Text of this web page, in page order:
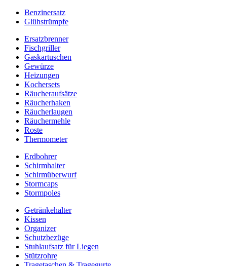
Benzinersatz
Glühstrümpfe
Ersatzbrenner
Fischgriller
Gaskartuschen
Gewürze
Heizungen
Kochersets
Räucheraufsätze
Räucherhaken
Räucherlaugen
Räuchermehle
Roste
Thermometer
Erdbohrer
Schirmhalter
Schirmüberwurf
Stormcaps
Stormpoles
Getränkehalter
Kissen
Organizer
Schutzbezüge
Stuhlaufsatz für Liegen
Stützrohre